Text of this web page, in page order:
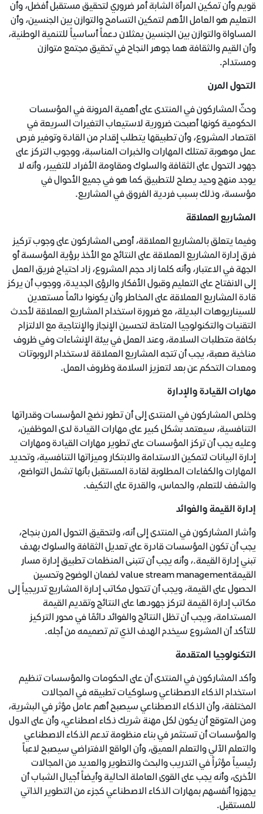
قويم وأن تمكين المرأة الشابة أمر ضروري لتحقيق مستقبل أفضل، وأن
التعليم هو العامل الأهم لتمكين التسامح والتوازن بين الجنسين، وأن
المساواة والتوازن بين الجنسين يمثلان دعماً أساسياً للتنمية الوطنية،
وأن القيم والثقافة هما جوهر النجاح في تحقيق مجتمع متوازن
ومستدام.
التحول المرن
وحثّ المشاركون في المنتدى على أهمية المرونة في المؤسسات
الحكومية كونها أصبحت ضرورية لاستيعاب التغيرات السريعة في
اقتصاد المشروع، وأن تطبيقها يتطلب إقدام من القادة وتوفير فرص
عمل موهوبة تمتلك المهارات والخبرات المناسبة، ووجوب التركز على
جهود التحول على الثقافة والسلوك ومقاومة الأفراد للتغيير، وأنه لا
يوجد منهج وحيد يصلح للتطبيق كما هو في جميع الأحوال في
مؤسسة، وذلك بسبب فردية الفروق في المشاريع.
المشاريع العملاقة
وفيما يتعلق بالمشاريع العملاقة، أوصى المشاركون على وجوب تركيز
فرق إدارة المشاريع العملاقة على النتائج مع الأخذ برؤية المؤسسة أو
الجهة في الاعتبار، وأنه كلما زاد حجم المشروع، زاد احتياج فريق العمل
إلى الانفتاح على التعليم وقبول الأفكار والرؤى الجديدة، ووجوب أن يركز
قادة المشاريع العملاقة على المخاطر وأن يكونوا دائماً مستعدين
للسيناريوهات البديلة، مع ضرورة استخدام المشاريع العملاقة لأحدث
التقنيات والتكنولوجيا المتاحة لتحسين الإنجاز والإنتاجية مع الالتزام
بكافة متطلبات السلامة، وعند العمل في بيئة الإنشاءات وفي ظروف
مناخية صعبة، يجب أن تتجه المشاريع العملاقة لاستخدام الروبوتات
ومعدات التحكم عن بعد لتعزيز السلامة وظروف العمل.
مهارات القيادة والإدارة
وخلص المشاركون في المنتدى إلى أن تطور نضج المؤسسات وقدراتها
التنافسية، سيعتمد بشكل كبير على مهارات القيادة لدى الموظفين،
وعليه يجب أن تركز المؤسسات على تطوير مهارات القيادة ومهارات
إدارة البيانات لتمكين الاستدامة والابتكار وميزاتها التنافسية، وتحديد
المهارات والكفاءات المطلوبة لقادة المستقبل بأنها تشمل التواضع،
والشغف للتعلم، والحماس، والقدرة على التكيف.
إدارة القيمة والفوائد
وأشار المشاركون في المنتدى إلى أنه، ولتحقيق التحول المرن بنجاح،
يجب أن تكون المؤسسات قادرة على تعديل الثقافة والسلوك بهدف
تبني إدارة القيمة.، وأنه يجب أن تتبنى المنظمات تطبيق إدارة مسار
القيمةvalue stream management لضمان الوضوح وتحسين
الحصول على القيمة، ويجب أن تتحول مكاتب إدارة المشاريع تدريجياً إلى
مكاتب إدارة القيمة لتركز جهودها على النتائج وتقديم القيمة
المستدامة، ويجب أن تظل النتائج والفوائد دائمًا في محور التركيز
للتأكد أن المشروع سيخدم الهدف الذي تم تصميمه من أجله.
التكنولوجيا المتقدمة
وأكد المشاركون في المنتدى أن على الحكومات والمؤسسات تنظيم
استخدام الذكاء الاصطناعي وسلوكيات تطبيقه في المجالات
المختلفة، وأن الذكاء الاصطناعي سيصبح أهم عامل مؤثر في البشرية،
ومن المتوقع أن يكون لكل مهنة شريك ذكاء اصطناعي، وأن على الدول
والمؤسسات أن تستثمر في بناء منظومة تدعم الذكاء الاصطناعي
والتعلم الآلي والتعلم العميق، وأن الواقع الافتراضي سيصبح لاعباً
رئيسياً مؤثراً في التدريب والبحث والتطوير والعديد من المجالات
الأخرى، وأنه يجب على القوى العاملة الحالية وأيضاً أجيال الشباب أن
يجهزوا أنفسهم بمهارات الذكاء الاصطناعي كجزء من التطوير الذاتي
للمستقبل.